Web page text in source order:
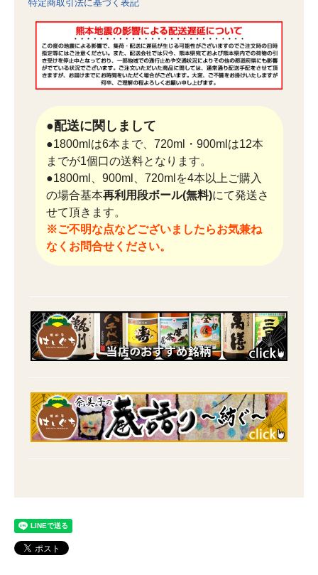
特定商取引法に基づく表記
●配送に関しまして
●1800mlは6本まで、720ml・900mlは12本
までが1個口の送料となります。
●1800ml、900ml、720mlを4本以上ご購入
の場合基本再利用段ボール(無料)にて発送さ
せて頂きます。
※ご不明な点などございましたらお気兼ね
なくお問合せください。